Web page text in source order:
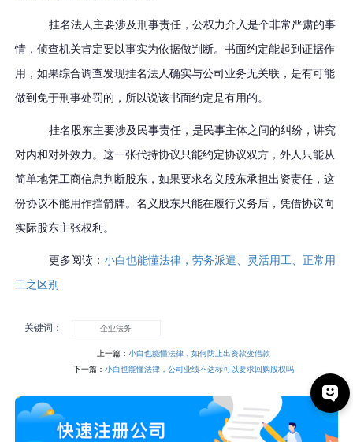
挂名法人主要涉及刑事责任，公权力介入是个非常严肃的事
情，侦查机关肯定要以事实为依据做判断。书面约定能起到证据作
用，如果综合调查发现挂名法人确实与公司业务无关联，是有可能
做到免于刑事处罚的，所以说该书面约定是有用的。
挂名股东主要涉及民事责任，是民事主体之间的纠纷，讲究
对内和对外效力。这一张代持协议只能约定协议双方，外人只能从
简单地凭工商信息判断股东，如果要求名义股东承担出资责任，这
份协议不能用作挡箭牌。名义股东只能在履行义务后，凭借协议向
实际股东主张权利。
更多阅读：小白也能懂法律，劳务派遣、灵活用工、正常用
工之区别
关键词： 企业法务
上一篇： 小白也能懂法律，如何防止出资款变借款
下一篇： 小白也能懂法律，公司业绩不达标可以要求回购股权吗